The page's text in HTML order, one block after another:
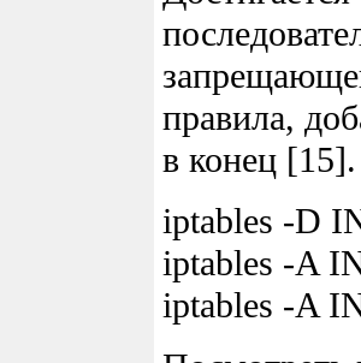
правила,
в конец [15].
iptables -D
iptables -A
iptables -A